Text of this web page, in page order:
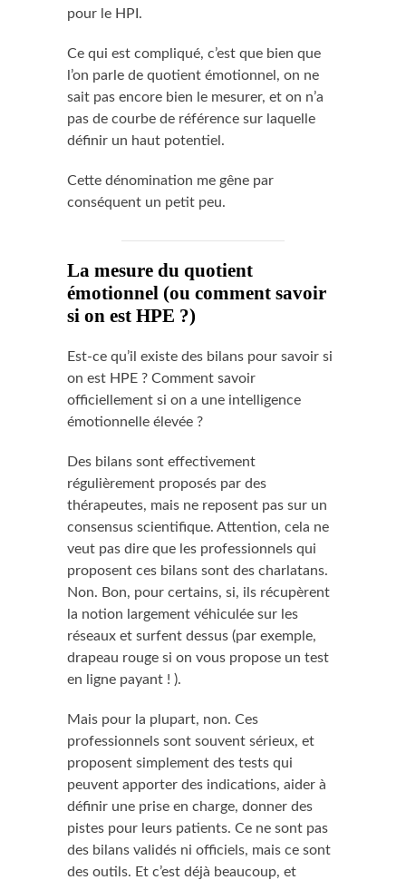
pour le HPI.
Ce qui est compliqué, c’est que bien que
l’on parle de quotient émotionnel, on ne
sait pas encore bien le mesurer, et on n’a
pas de courbe de référence sur laquelle
définir un haut potentiel.
Cette dénomination me gêne par
conséquent un petit peu.
La mesure du quotient
émotionnel (ou comment savoir
si on est HPE ?)
Est-ce qu’il existe des bilans pour savoir si
on est HPE ? Comment savoir
officiellement si on a une intelligence
émotionnelle élevée ?
Des bilans sont effectivement
régulièrement proposés par des
thérapeutes, mais ne reposent pas sur un
consensus scientifique. Attention, cela ne
veut pas dire que les professionnels qui
proposent ces bilans sont des charlatans.
Non. Bon, pour certains, si, ils récupèrent
la notion largement véhiculée sur les
réseaux et surfent dessus (par exemple,
drapeau rouge si on vous propose un test
en ligne payant ! ).
Mais pour la plupart, non. Ces
professionnels sont souvent sérieux, et
proposent simplement des tests qui
peuvent apporter des indications, aider à
définir une prise en charge, donner des
pistes pour leurs patients. Ce ne sont pas
des bilans validés ni officiels, mais ce sont
des outils. Et c’est déjà beaucoup, et